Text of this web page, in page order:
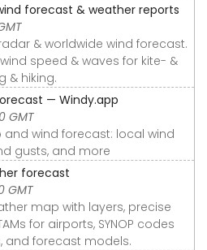
forecast & weather reports
& worldwide wind forecast.
speed & waves for kite- &
& hiking.
— Windy.app
GMT
wind forecast: local wind
gusts, and more
forecast
GMT
map with layers, precise
for airports, SYNOP codes
and forecast models.